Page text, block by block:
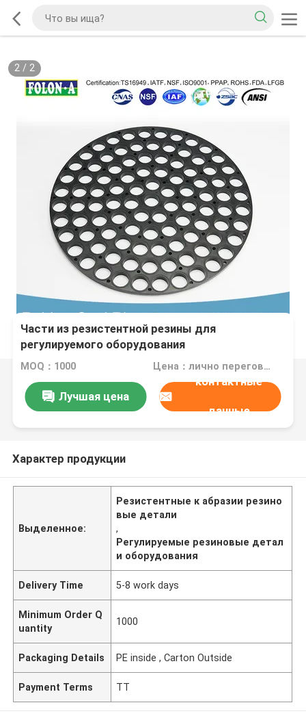
2/ 2
Части из резистентной резины для
регулируемого оборудования
MOQ：1000 Цена：лично переговорить
Лучшая цена
контактные
данные
Характер продукции
Выделенное:
Резистентные к абразии резино
вые детали
,
Регулируемые резиновые детал
и оборудования
Delivery Time 5-8 work days
Minimum Order Q
uantity
1000
Packaging Details PE inside , Carton Outside
Payment Terms TT